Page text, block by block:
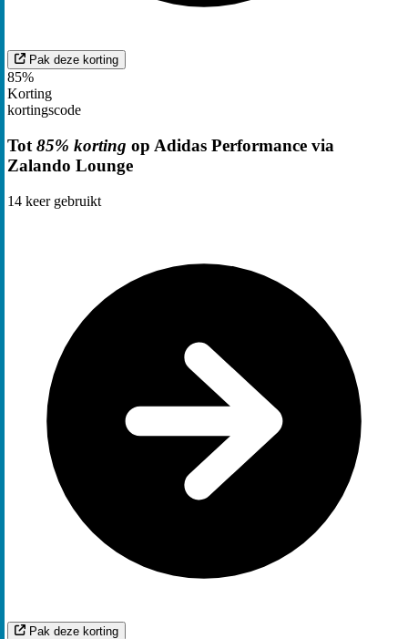
Pak deze korting
85%
Korting
kortingscode
Tot 85% korting op Adidas Performance via
Zalando Lounge
14 keer gebruikt
Pak deze korting